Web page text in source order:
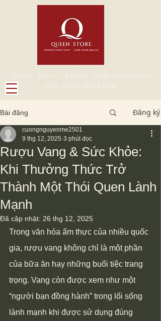
Bài đăng Đăng ký
Rượu Vang & Sức Khỏe:
Khi Thưởng Thức Trở
Thành Một Thói Quen Lành
Mạnh
cuongnguyenme2501
9 thg 12, 2025 3 phút đọc
Đã cập nhật: 26 thg 12, 2025
Trong văn hóa ẩm thực của nhiều quốc
gia, rượu vang không chỉ là một phần
của bữa ăn hay những buổi tiệc trang
trọng. Vang còn được xem như một
“người bạn đồng hành” trong lối sống
lành mạnh khi được sử dụng đúng